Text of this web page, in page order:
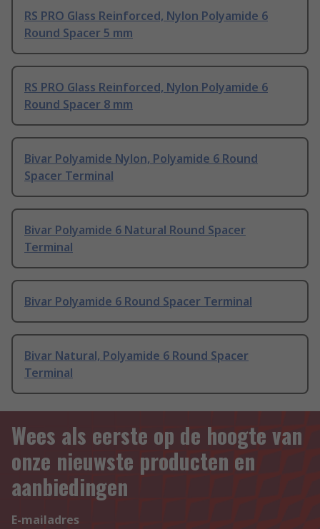
RS PRO Glass Reinforced, Nylon Polyamide 6
Round Spacer 5 mm
RS PRO Glass Reinforced, Nylon Polyamide 6
Round Spacer 8 mm
Bivar Polyamide Nylon, Polyamide 6 Round
Spacer Terminal
Bivar Polyamide 6 Natural Round Spacer
Terminal
Bivar Polyamide 6 Round Spacer Terminal
Bivar Natural, Polyamide 6 Round Spacer
Terminal
Wees als eerste op de hoogte van
onze nieuwste producten en
aanbiedingen
E-mailadres